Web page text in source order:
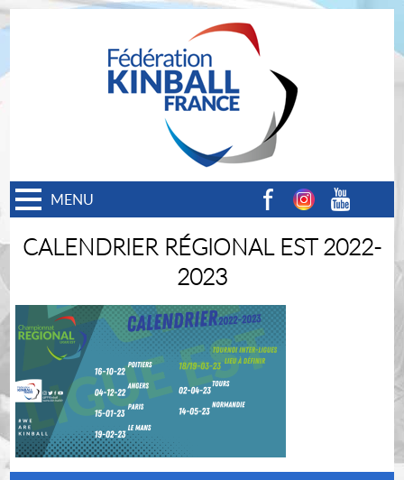
MENU
CALENDRIER RÉGIONAL EST 2022-
2023